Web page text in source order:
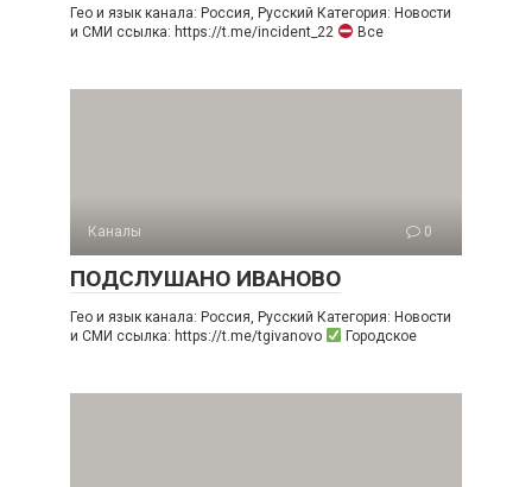
Гео и язык канала: Россия, Русский Категория: Новости
и СМИ ссылка: https://t.me/incident_22
Все
Каналы 0
ПОДСЛУШАНО ИВАНОВО
Гео и язык канала: Россия, Русский Категория: Новости
и СМИ ссылка: https://t.me/tgivanovo
Городское